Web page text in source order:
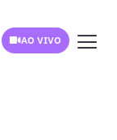
AO VIVO